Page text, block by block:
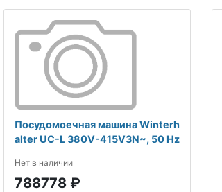
Посудомоечная машина Winterh
alter UC-L 380V-415V3N~, 50 Hz
Нет в наличии
788778 ₽